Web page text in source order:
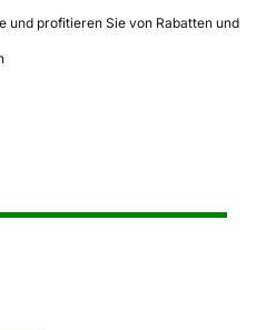
und profitieren Sie von Rabatten und